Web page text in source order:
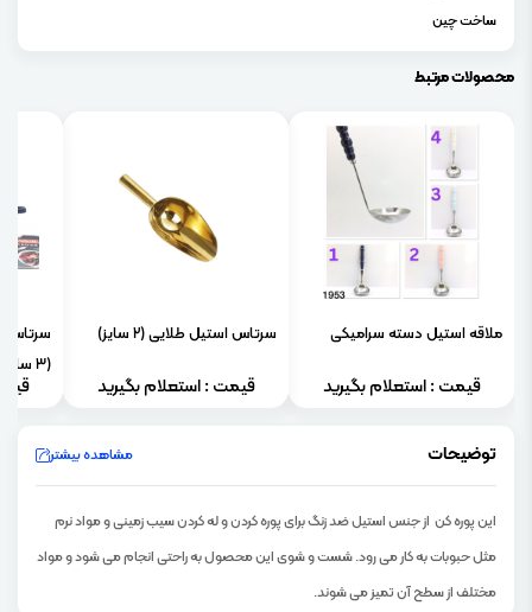
ساخت چین
محصولات مرتبط
ملاقه استیل دسته سرامیکی
قیمت : استعلام بگیرید
سرتاس استیل طلایی (۲ سایز)
قیمت : استعلام بگیرید
سرتاس
(۳ سایز)
توضیحات مشاهده بیشتر
این پوره کن از جنس استیل ضد زنگ برای پوره کردن و له کردن سیب زمینی و مواد نرم
مثل حبوبات به کار می رود. شست و شوی این محصول به راحتی انجام می شود و مواد
مختلف از سطح آن تمیز می شوند.